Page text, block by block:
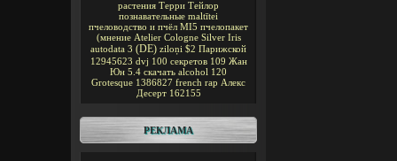
растения Терри Тейлор
познавательные maltītei
пчеловодство и пчёл MI5 пчелопакет
(мнение Atelier Cologne Silver Iris
autodata 3 (DE) ziloņi $2 Парижской
12945623 dvj 100 секретов 109 Жан
Юн 5.4 скачать alcohol 120
Grotesque 1386827 french rap Алекс
Десерт 162155
РЕКЛАМА